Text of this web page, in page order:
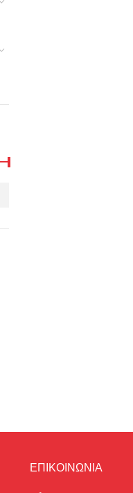
ΕΠΙΚΟΙΝΩΝΙΑ